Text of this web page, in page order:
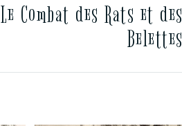
Le Combat des Rats et des
Belettes